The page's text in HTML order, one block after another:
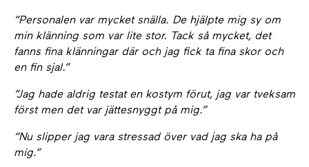
“Personalen var mycket snälla. De hjälpte mig sy om
min klänning som var lite stor. Tack så mycket, det
fanns fina klänningar där och jag fick ta fina skor och
en fin sjal.”
“Jag hade aldrig testat en kostym förut, jag var tveksam
först men det var jättesnyggt på mig.”
“Nu slipper jag vara stressad över vad jag ska ha på
mig.”